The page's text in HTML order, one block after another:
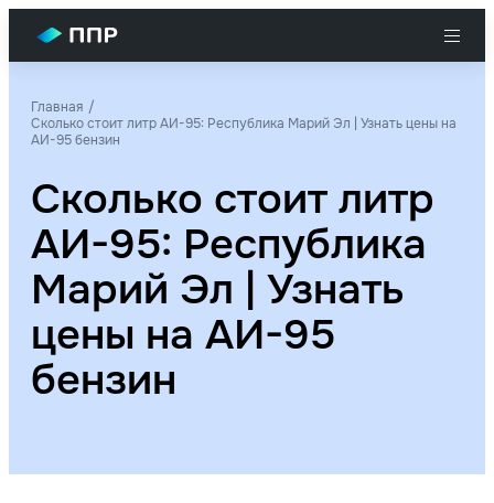
Главная
Сколько стоит литр АИ-95: Республика Марий Эл | Узнать цены на
АИ-95 бензин
Сколько стоит литр
АИ-95: Республика
Марий Эл | Узнать
цены на АИ-95
бензин